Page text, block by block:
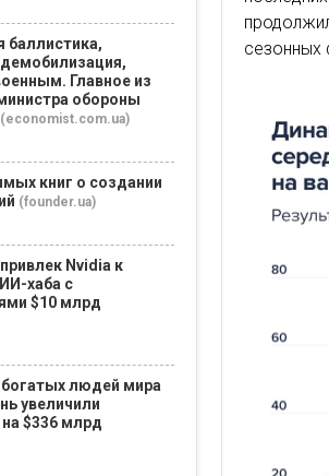
сезонных
баллистика,
Главное из
обороны
(economist.com.ua)
книг о создании
(founder.ua)
Nvidia к
хаба с
$10 млрд
людей мира
увеличили
$336 млрд